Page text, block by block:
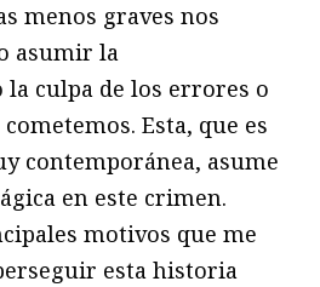
menos graves nos
asumir la
culpa de los errores o
Esta, que es
contemporánea, asume
en este crimen.
motivos que me
esta historia